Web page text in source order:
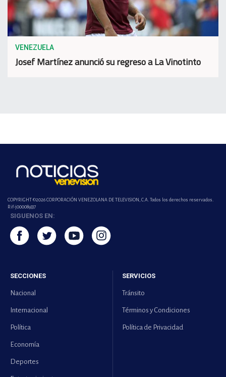
VENEZUELA
Josef Martínez anunció su regreso a La Vinotinto
COPYRIGHT ©2026 CORPORACIÓN VENEZOLANA DE TELEVISION, C.A. Todos los derechos reservados.
Rif-j000089337
SIGUENOS EN:
SECCIONES
Nacional
Internacional
Política
Economía
Deportes
SERVICIOS
Tránsito
Términos y Condiciones
Política de Privacidad